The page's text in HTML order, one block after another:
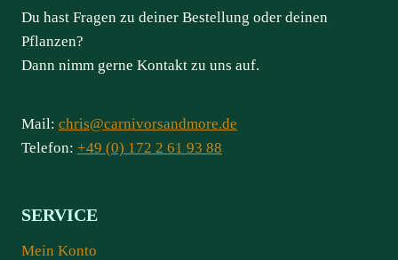
Du hast Fragen zu deiner Bestellung oder deinen
Pflanzen?
Dann nimm gerne Kontakt zu uns auf.
Mail: chris@carnivorsandmore.de
Telefon: +49 (0) 172 2 61 93 88
SERVICE
Mein Konto